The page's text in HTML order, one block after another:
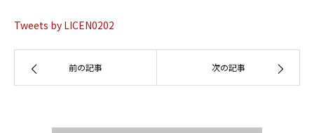
Tweets by LICEN0202
前の記事 次の記事